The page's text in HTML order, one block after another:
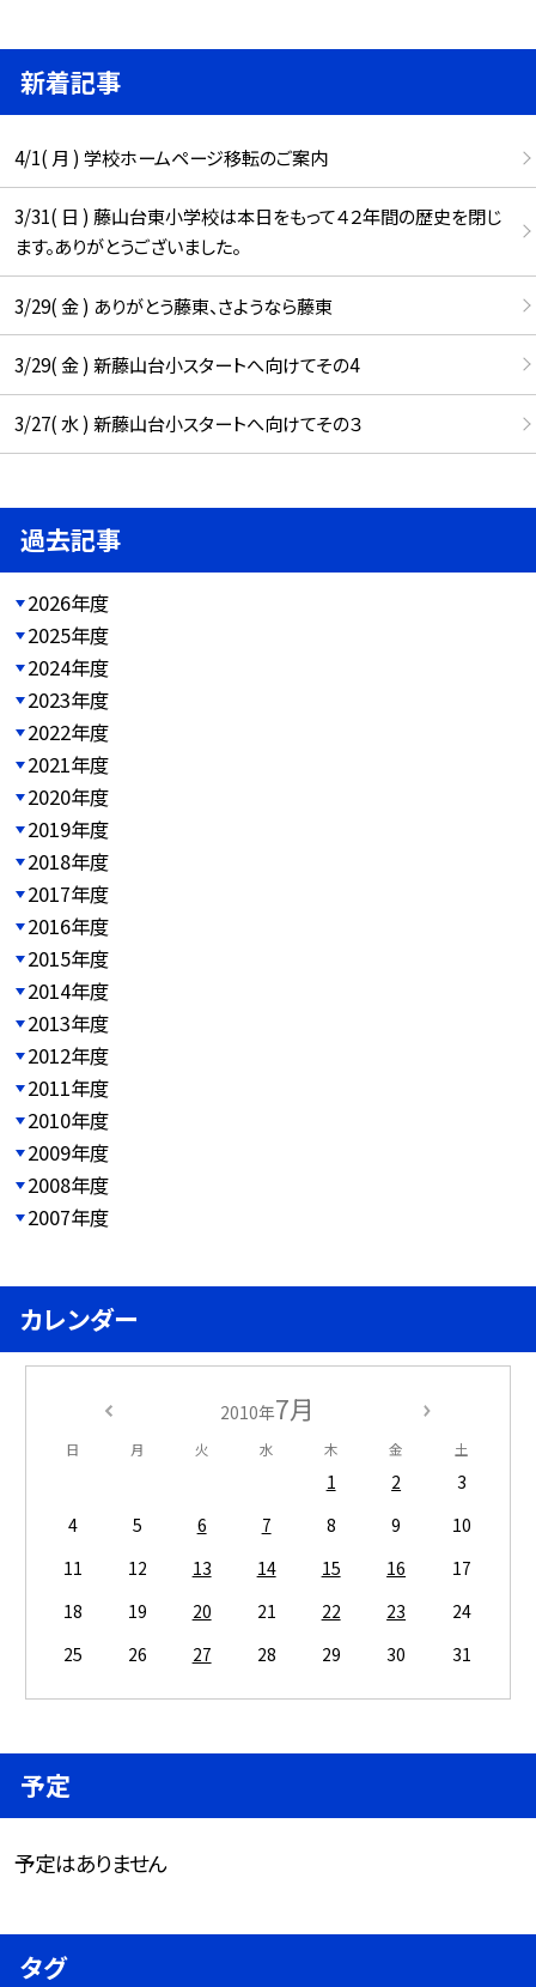
新着記事
4/1( 月 ) 学校ホームページ移転のご案内
3/31( 日 ) 藤山台東小学校は本日をもって４２年間の歴史を閉じ
ます。ありがとうございました。
3/29( 金 ) ありがとう藤東、さようなら藤東
3/29( 金 ) 新藤山台小スタートへ向けてその4
3/27( 水 ) 新藤山台小スタートへ向けてその３
過去記事
2026年度
2025年度
2024年度
2023年度
2022年度
2021年度
2020年度
2019年度
2018年度
2017年度
2016年度
2015年度
2014年度
2013年度
2012年度
2011年度
2010年度
2009年度
2008年度
2007年度
カレンダー
2010年7月
日 月 火 水 木 金 土
1 2
3
4
5 6 7 8 9
10
11
12 13 14 15 16
17
18
19 20 21 22 23
24
25
26 27 28 29 30 31
予定
予定はありません
タグ